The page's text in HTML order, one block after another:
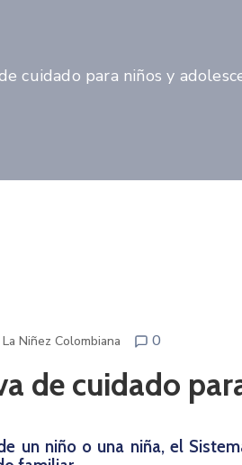
cuidado para niños y
Niñez Colombiana 0
de cuidado
un niño o una niña, el